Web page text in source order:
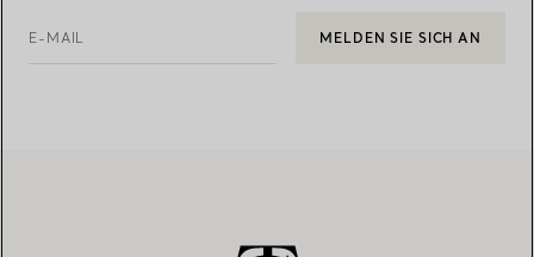
E-MAIL MELDEN SIE SICH AN